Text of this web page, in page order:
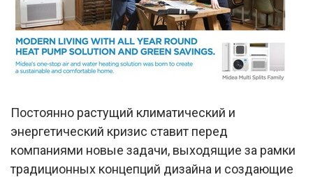
Постоянно растущий климатический и
энергетический кризис ставит перед
компаниями новые задачи, выходящие за рамки
традиционных концепций дизайна и создающие